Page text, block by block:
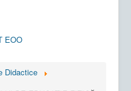
EOO
Didactice